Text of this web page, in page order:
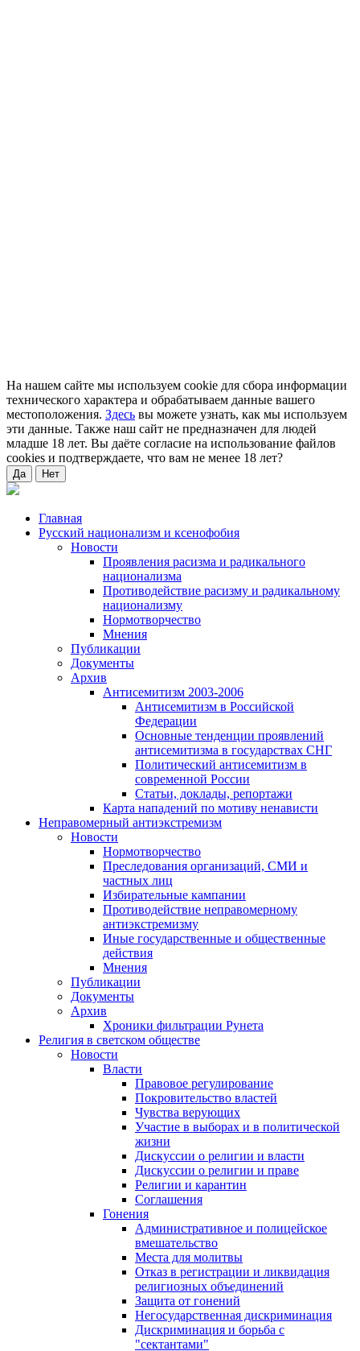
На нашем сайте мы используем cookie для сбора информации
технического характера и обрабатываем данные вашего
местоположения. Здесь вы можете узнать, как мы используем
эти данные. Также наш сайт не предназначен для людей
младше 18 лет. Вы даёте согласие на использование файлов
cookies и подтверждаете, что вам не менее 18 лет?
Да Нет
Главная
Русский национализм и ксенофобия
Новости
Проявления расизма и радикального
национализма
Противодействие расизму и радикальному
национализму
Нормотворчество
Мнения
Публикации
Документы
Архив
Антисемитизм 2003-2006
Антисемитизм в Российской
Федерации
Основные тенденции проявлений
антисемитизма в государствах СНГ
Политический антисемитизм в
современной России
Статьи, доклады, репортажи
Карта нападений по мотиву ненависти
Неправомерный антиэкстремизм
Новости
Нормотворчество
Преследования организаций, СМИ и
частных лиц
Избирательные кампании
Противодействие неправомерному
антиэкстремизму
Иные государственные и общественные
действия
Мнения
Публикации
Документы
Архив
Хроники фильтрации Рунета
Религия в светском обществе
Новости
Власти
Правовое регулирование
Покровительство властей
Чувства верующих
Участие в выборах и в политической
жизни
Дискуссии о религии и власти
Дискуссии о религии и праве
Религии и карантин
Соглашения
Гонения
Административное и полицейское
вмешательство
Места для молитвы
Отказ в регистрации и ликвидация
религиозных объединений
Защита от гонений
Негосударственная дискриминация
Дискриминация и борьба с
"сектантами"